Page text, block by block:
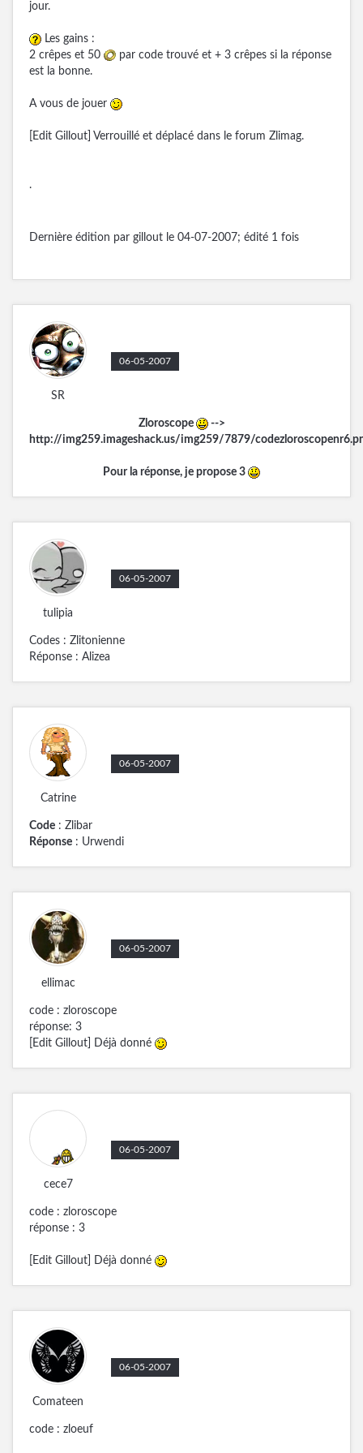
jour.
Les gains :
2 crêpes et 50
par code trouvé et + 3 crêpes si la réponse
est la bonne.
A vous de jouer
[Edit Gillout] Verrouillé et déplacé dans le forum Zlimag.
.
Dernière édition par gillout le 04-07-2007; édité 1 fois
06-05-2007
SR
Zloroscope
-->
http://img259.imageshack.us/img259/7879/
Pour la réponse, je propose 3
06-05-2007
tulipia
Codes : Zlitonienne
Réponse : Alizea
06-05-2007
Catrine
Code : Zlibar
Réponse : Urwendi
06-05-2007
ellimac
code : zloroscope
réponse: 3
[Edit Gillout] Déjà donné
06-05-2007
cece7
code : zloroscope
réponse : 3
[Edit Gillout] Déjà donné
06-05-2007
Comateen
code : zloeuf